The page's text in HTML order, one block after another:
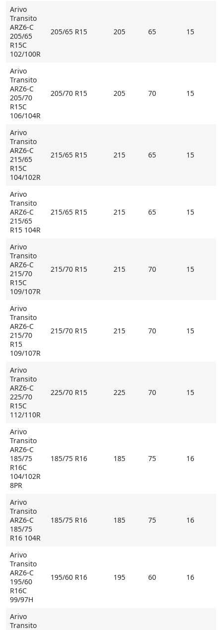
происхождения могут быть промаркированы
обозначением M+S
Купить Arivo Transito ARZ6-C на Мосавтошине
Arivo
Transito
ARZ6-C
205/65
R15C
102/100R
205/65 R15 205 65 15
Arivo
Transito
ARZ6-C
205/70
R15C
106/104R
205/70 R15 205 70 15
Arivo
Transito
ARZ6-C
215/65
R15C
104/102R
215/65 R15 215 65 15
Arivo
Transito
ARZ6-C
215/65
R15 104R
215/65 R15 215 65 15
Arivo
Transito
ARZ6-C
215/70
R15C
109/107R
215/70 R15 215 70 15
Arivo
Transito
ARZ6-C
215/70
R15
109/107R
215/70 R15 215 70 15
Arivo
Transito
ARZ6-C
225/70
R15C
112/110R
225/70 R15 225 70 15
Arivo
Transito
ARZ6-C
185/75
R16C
104/102R
8PR
185/75 R16 185 75 16
Arivo
Transito
ARZ6-C
185/75
R16 104R
185/75 R16 185 75 16
Arivo
Transito
ARZ6-C
195/60
R16C
99/97H
195/60 R16 195 60 16
Arivo
Transito